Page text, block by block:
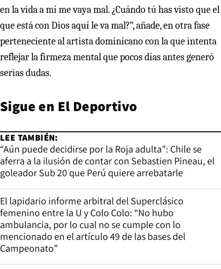
en la vida a mí me vaya mal. ¿Cuándo tú has visto que el
que está con Dios aquí le va mal?”, añade, en otra fase
perteneciente al artista dominicano con la que intenta
reflejar la firmeza mental que pocos días antes generó
serias dudas.
Sigue en El Deportivo
LEE TAMBIÉN:
“Aún puede decidirse por la Roja adulta”: Chile se
aferra a la ilusión de contar con Sebastien Pineau, el
goleador Sub 20 que Perú quiere arrebatarle
El lapidario informe arbitral del Superclásico
femenino entre la U y Colo Colo: “No hubo
ambulancia, por lo cual no se cumple con lo
mencionado en el artículo 49 de las bases del
Campeonato”